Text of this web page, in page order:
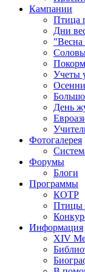
Кампании
Птица
Дни
"Весна
Учеты
День
Фотогалерея
Форумы
Блоги
Программы
КОТР
Птицы
Информация
XIV